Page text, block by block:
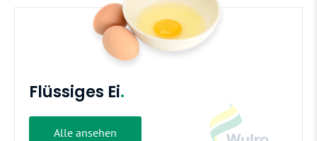
Flüssiges Ei.
Alle ansehen